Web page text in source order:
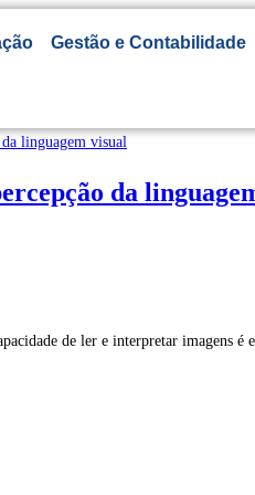
Gestão e Contabilidade
da
de ler e interpretar imagens